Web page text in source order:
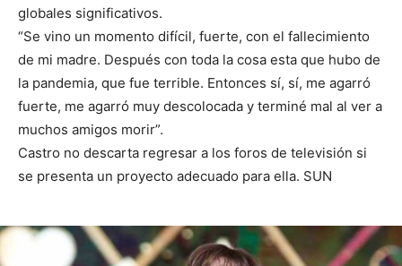
globales significativos.
“Se vino un momento difícil, fuerte, con el fallecimiento
de mi madre. Después con toda la cosa esta que hubo de
la pandemia, que fue terrible. Entonces sí, sí, me agarró
fuerte, me agarró muy descolocada y terminé mal al ver a
muchos amigos morir”.
Castro no descarta regresar a los foros de televisión si
se presenta un proyecto adecuado para ella. SUN